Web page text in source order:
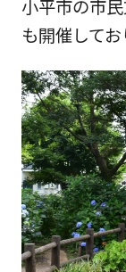
小平市の市
も開催してお